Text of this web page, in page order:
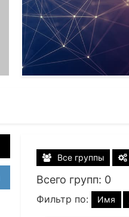
Все группы
Всего групп: 0
Фильтр по: Имя